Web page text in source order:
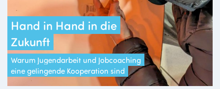
Hand in Hand in die
Zukunft
Warum Jugendarbeit und Jobcoaching
eine gelingende Kooperation sind